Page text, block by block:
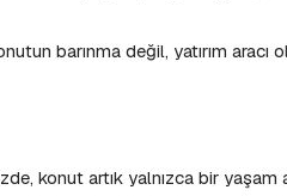
barınma değil, yatırım aracı
konut artık yalnızca bir